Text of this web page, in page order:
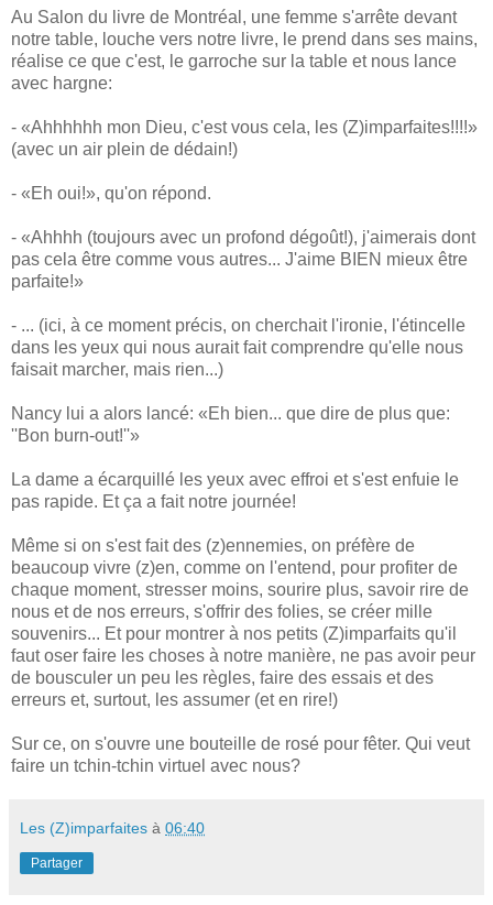
Au Salon du livre de Montréal, une femme s'arrête devant
notre table, louche vers notre livre, le prend dans ses mains,
réalise ce que c'est, le garroche sur la table et nous lance
avec hargne:
- «Ahhhhhh mon Dieu, c'est vous cela, les (Z)imparfaites!!!!»
(avec un air plein de dédain!)
- «Eh oui!», qu'on répond.
- «Ahhhh (toujours avec un profond dégoût!), j'aimerais dont
pas cela être comme vous autres... J'aime BIEN mieux être
parfaite!»
- ... (ici, à ce moment précis, on cherchait l'ironie, l'étincelle
dans les yeux qui nous aurait fait comprendre qu'elle nous
faisait marcher, mais rien...)
Nancy lui a alors lancé: «Eh bien... que dire de plus que:
''Bon burn-out!''»
La dame a écarquillé les yeux avec effroi et s'est enfuie le
pas rapide. Et ça a fait notre journée!
Même si on s'est fait des (z)ennemies, on préfère de
beaucoup vivre (z)en, comme on l'entend, pour profiter de
chaque moment, stresser moins, sourire plus, savoir rire de
nous et de nos erreurs, s'offrir des folies, se créer mille
souvenirs... Et pour montrer à nos petits (Z)imparfaits qu'il
faut oser faire les choses à notre manière, ne pas avoir peur
de bousculer un peu les règles, faire des essais et des
erreurs et, surtout, les assumer (et en rire!)
Sur ce, on s'ouvre une bouteille de rosé pour fêter. Qui veut
faire un tchin-tchin virtuel avec nous?
Les (Z)imparfaites à 06:40
Partager